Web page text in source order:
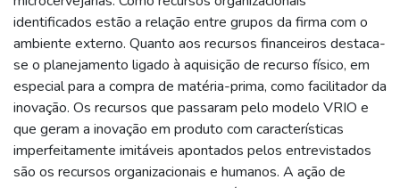
identificados estão a relação entre grupos da firma com o
ambiente externo. Quanto aos recursos financeiros destaca-
se o planejamento ligado à aquisição de recurso físico, em
especial para a compra de matéria-prima, como facilitador da
inovação. Os recursos que passaram pelo modelo VRIO e
que geram a inovação em produto com características
imperfeitamente imitáveis apontados pelos entrevistados
são os recursos organizacionais e humanos. A ação de